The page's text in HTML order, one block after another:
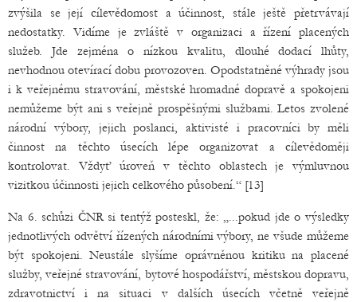
zvýšila se její cílevědomost a účinnost, stále ještě přetrvávají
nedostatky. Vidíme je zvláště v organizaci a řízení placených
služeb. Jde zejména o nízkou kvalitu, dlouhé dodací lhůty,
nevhodnou otevírací dobu provozoven. Opodstatněné výhrady jsou
i k veřejnému stravování, městské hromadné dopravě a spokojeni
nemůžeme být ani s veřejně prospěšnými službami. Letos zvolené
národní výbory, jejich poslanci, aktivisté i pracovníci by měli
činnost na těchto úsecích lépe organizovat a cílevědoměji
kontrolovat. Vždyť úroveň v těchto oblastech je výmluvnou
vizitkou účinnosti jejich celkového působení.“ [13]
Na 6. schůzi ČNR si tentýž posteskl, že: „...pokud jde o výsledky
jednotlivých odvětví řízených národními výbory, ne všude můžeme
být spokojeni. Neustále slyšíme oprávněnou kritiku na placené
služby, veřejné stravování, bytové hospodářství, městskou dopravu,
zdravotnictví i na situaci v dalších úsecích včetně veřejně